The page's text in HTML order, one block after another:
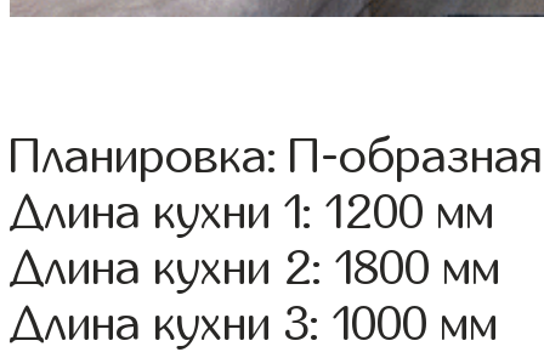
Планировка: П-образная
Длина кухни 1: 1200 мм
Длина кухни 2: 1800 мм
Длина кухни 3: 1000 мм